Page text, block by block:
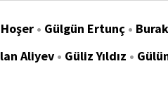
• Gülgün Ertunç •
Aliyev • Güliz Yıldız •